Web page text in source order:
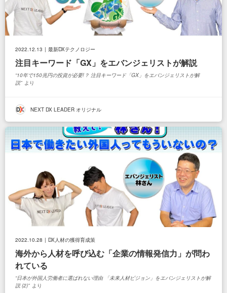
注目キーワード「GX」をエバンジェリストが解説
10年で150兆円の投資が必要!？ 注目キーワード「GX」をエバンジェリストが解
説
より
2022.12.13 最新DXテクノロジー
NEXT DX LEADER オリジナル
海外から人材を呼び込む「企業の情報発信力」が問わ
れている
日本が外国人労働者に選ばれない理由 「未来人材ビジョン」をエバンジェリストが解
説 (2)
より
2022.10.28 DX人材の獲得育成策